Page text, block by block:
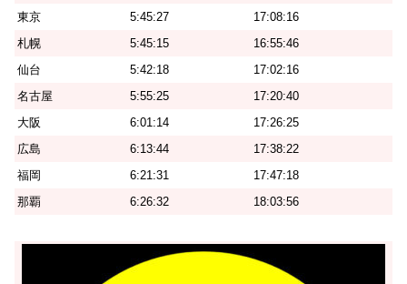
東京
5:45:27
17:08:16
札幌
5:45:15
16:55:46
仙台
5:42:18
17:02:16
名古屋
5:55:25
17:20:40
大阪
6:01:14
17:26:25
広島
6:13:44
17:38:22
福岡
6:21:31
17:47:18
那覇
6:26:32 18:03:56